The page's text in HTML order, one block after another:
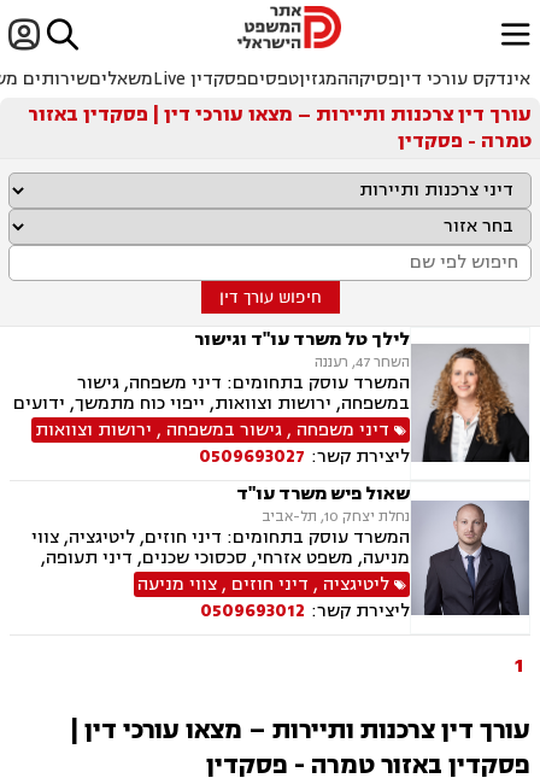

ﱐ
אינדקס עורכי דיןפסיקההמגזיןטפסיםפסקדין Live משאליםשירותים
עורך דין צרכנות ותיירות – מצאו עורכי דין | פסקדין באזור
טמרה - פסקדין
חיפוש עורך דין
לילך טל משרד עו"ד וגישור
השחר 47, רעננה
המשרד עוסק בתחומים: דיני משפחה, גישור
במשפחה, ירושות וצוואות, ייפוי כוח מתמשך, ידועים
בציבור, אפוטרופסות, הסכמי ממון, מזונות, משמורת,
גירושין, הורות חד מינית, נישואים אזרחיים, ידועים
בציבור, חלוקת רכוש, מעמד אישי, תיאום הורי, זמני
שהות, עסקאות מתנה, גישור ובוררויות, גישור עסקי,
דיני חברות, סכסוך בין בעלי מניות, דיני צרכנות
ותיירות, משפט אזרחי, סכסוך שכנים.
דיני משפחה ,גישור במשפחה , ירושות וצוואות
ליצירת קשר: 0509693027
שאול פיש משרד עו"ד
נחלת יצחק 10, תל-אביב
המשרד עוסק בתחומים: דיני חוזים, ליטיגציה, צווי
מניעה, משפט אזרחי, סכסוכי שכנים, דיני תעופה,
נזקי רכוש, דיני צרכנות ותיירות, קניין רוחני, זכויות
יוצרים, הגנת הפרטיות, תביעות ייצוגיות, לשון הרע,
פינוי מושכר
ליטיגציה , דיני חוזים ,צווי מניעה
ליצירת קשר: 0509693012
1
עורך דין צרכנות ותיירות – מצאו עורכי דין |
פסקדין באזור טמרה - פסקדין